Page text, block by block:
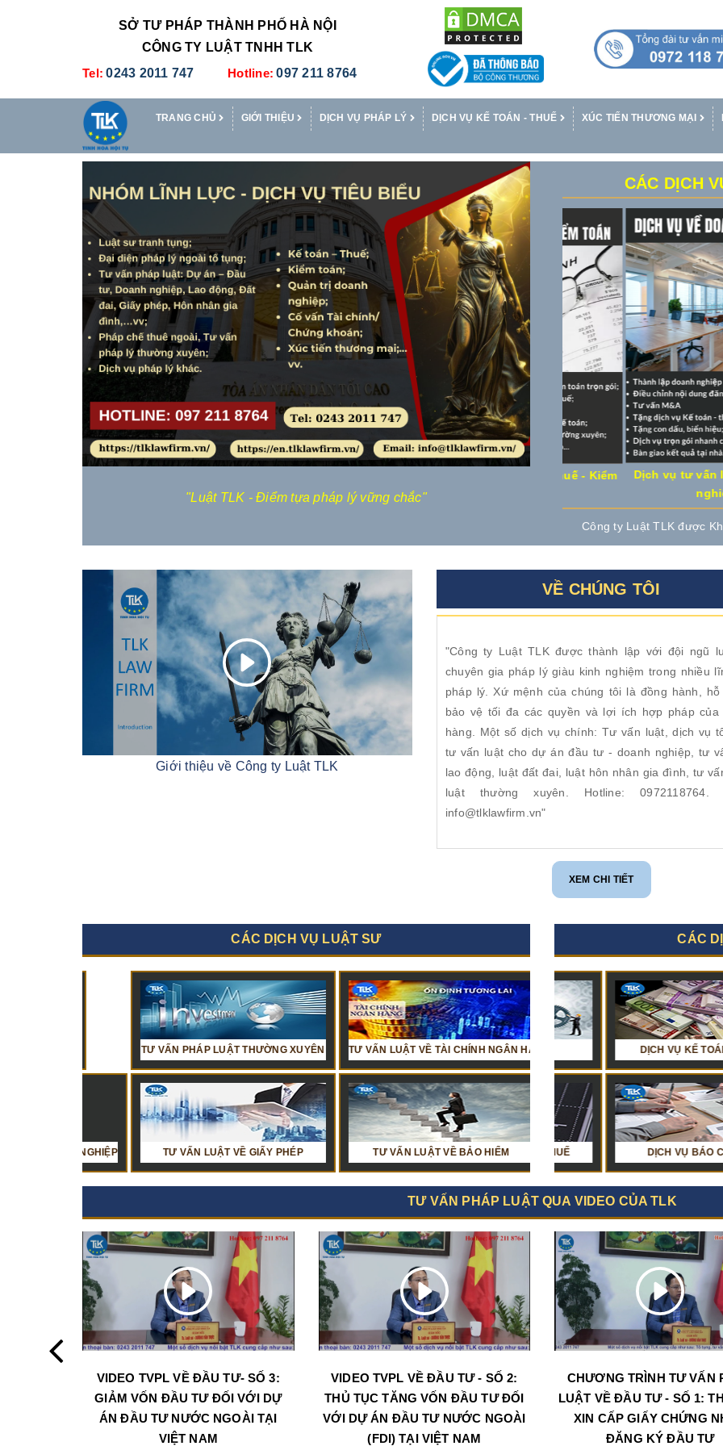
SỞ TƯ PHÁP THÀNH PHỐ HÀ NỘI
CÔNG TY LUẬT TNHH TLK
Tel: 0243 2011 747 Hotline: 097 211 8764
TRANG CHỦ GIỚI THIỆU DỊCH VỤ PHÁP LÝ DỊCH VỤ KẾ TOÁN - THUẾ XÚC TIẾN THƯƠNG MẠI
"Luật TLK - Điểm tựa pháp lý vững chắc" "Luật TLK -
CÁC DỊCH
thường xuyên
Dịch vụ Kế toán - Thuế - Kiểm
Dịch vụ tư vấn luật về
Công ty Luật TLK được Khách hàng
Giới thiệu về Công ty Luật TLK
VỀ CHÚNG TÔI
"Công ty Luật TLK được thành lập với đội ngũ
chuyên gia pháp lý giàu kinh nghiệm trong nhiều
pháp lý. Xứ mệnh của chúng tôi là đồng hành,
bảo vệ tối đa các quyền và lợi ích hợp pháp của
hàng. Một số dịch vụ chính: Tư vấn luật, dịch vụ
tư vấn luật cho dự án đầu tư - doanh nghiệp, tư
lao động, luật đất đai, luật hôn nhân gia đình, tư
luật thường xuyên. Hotline: 0972118764.
info@tlklawfirm.vn"
XEM CHI TIẾT
CÁC DỊCH VỤ LUẬT SƯ
TƯ VẤN PHÁP LUẬT THƯỜNG XUYÊN
TƯ VẤN LUẬT VỀ GIẤY PHÉP
TƯ VẤN LUẬT VỀ TÀI CHÍNH NGÂN HÀNG
TƯ VẤN LUẬT VỀ BẢO HIỂM
TƯ VẤN LUẬT VỀ BẤT ĐỘNG SẢN VÀ XÂY
TƯ VẤN LUẬT VỀ ĐẤU THẦU
CÁC
BÁO CÁO THUẾ
DỊCH VỤ KẾ TOÁN TRỌN GÓI
DỊCH VỤ BÁO CÁO TÀI CHÍNH
DỊCH VỤ HOÀN THUẾ
HỎI ĐÁP VỀ KẾ TOÁN - THUẾ
DỊCH VỤ KẾ TOÁN VÀ THUẾ
DỊCH VỤ BÁO CÁO THUẾ
TƯ VẤN PHÁP LUẬT QUA VIDEO CỦA TLK
VIDEO TVPL VỀ ĐẦU TƯ- SỐ 3:
GIẢM VỐN ĐẦU TƯ ĐỐI VỚI DỰ
ÁN ĐẦU TƯ NƯỚC NGOÀI TẠI
VIỆT NAM
VIDEO TVPL VỀ ĐẦU TƯ - SỐ 2:
THỦ TỤC TĂNG VỐN ĐẦU TƯ ĐỐI
VỚI DỰ ÁN ĐẦU TƯ NƯỚC NGOÀI
(FDI) TẠI VIỆT NAM
CHƯƠNG TRÌNH TƯ VẤN
LUẬT VỀ ĐẦU TƯ - SỐ 1:
XIN CẤP GIẤY CHỨNG
ĐĂNG KÝ ĐẦU TƯ